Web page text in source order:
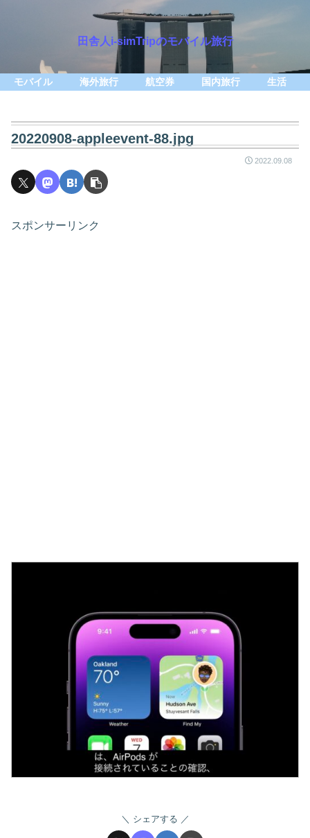
田舎人i-simTripのモバイル旅行
モバイル 海外旅行 航空券 国内旅行 生活
20220908-appleevent-88.jpg
2022.09.08
スポンサーリンク
シェアする